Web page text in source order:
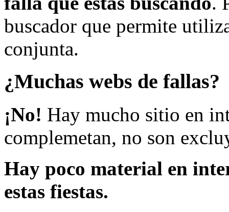
buscador que permite
conjunta.
¿Muchas webs de fallas?
¡No! Hay mucho sitio en
complemetan, no son
Hay poco material en
estas fiestas.